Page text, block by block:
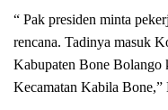
“ Pak presiden minta
rencana. Tadinya masuk
Kabupaten Bone Bolango
Kecamatan Kabila Bone,”